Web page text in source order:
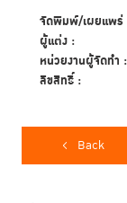
จัดพิมพ์/เผยแพร่
ผู้แต่ง :
หน่วยงานผู้จัดทำ :
ลิขสิทธิ์ :
Back